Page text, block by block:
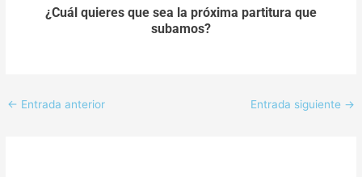
¿Cuál quieres que sea la próxima partitura que
subamos?
← Entrada anterior Entrada siguiente →